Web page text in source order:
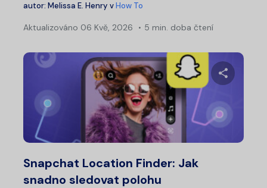
autor: Melissa E. Henry vHow To
Aktualizováno 06 Kvě, 2026 5 min. doba čtení
Sdílet
Snapchat Location Finder: Jak
snadno sledovat polohu